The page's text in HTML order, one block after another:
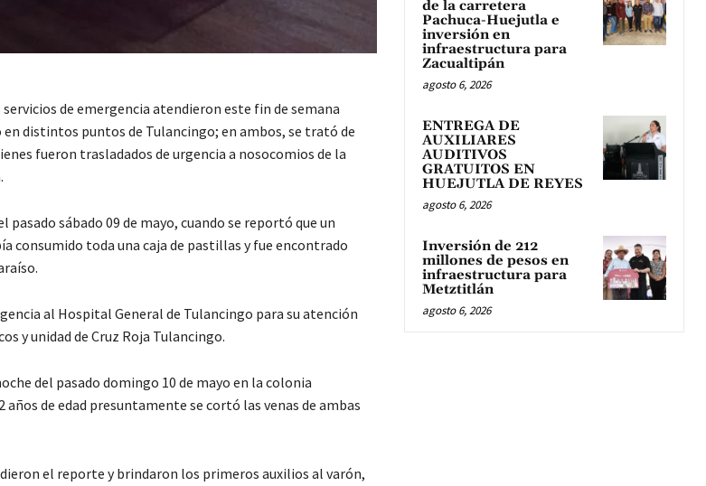
de emergencia atendieron este fin de semana
distintos puntos de Tulancingo; en ambos, se trató de
fueron trasladados de urgencia a nosocomios de la
pasado sábado 09 de mayo, cuando se reportó que un
consumido toda una caja de pastillas y fue encontrado
al Hospital General de Tulancingo para su atención
y unidad de Cruz Roja Tulancingo.
del pasado domingo 10 de mayo en la colonia
años de edad presuntamente se cortó las venas de ambas
el reporte y brindaron los primeros auxilios al varón,
de la carretera
Pachuca-Huejutla e
inversión en
infraestructura para
Zacualtipán
agosto 6, 2026
ENTREGA DE
AUXILIARES
AUDITIVOS
GRATUITOS EN
HUEJUTLA DE REYES
agosto 6, 2026
Inversión de 212
millones de pesos en
infraestructura para
Metztitlán
agosto 6, 2026